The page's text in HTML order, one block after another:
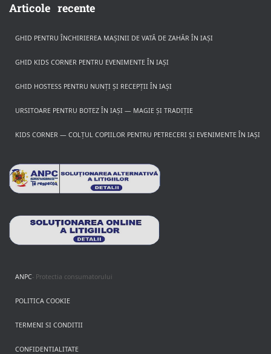
Articole recente
GHID PENTRU ÎNCHIRIEREA MAȘINII DE VATĂ DE ZAHĂR ÎN IAȘI
GHID KIDS CORNER PENTRU EVENIMENTE ÎN IAȘI
GHID HOSTESS PENTRU NUNȚI ȘI RECEPȚII ÎN IAȘI
URSITOARE PENTRU BOTEZ ÎN IAȘI — MAGIE ȘI TRADIȚIE
KIDS CORNER — COLȚUL COPIILOR PENTRU PETRECERI ȘI EVENIMENTE ÎN IAȘI
ANPC- Protectia consumatorului
POLITICA COOKIE
TERMENI SI CONDITII
CONFIDENTIALITATE